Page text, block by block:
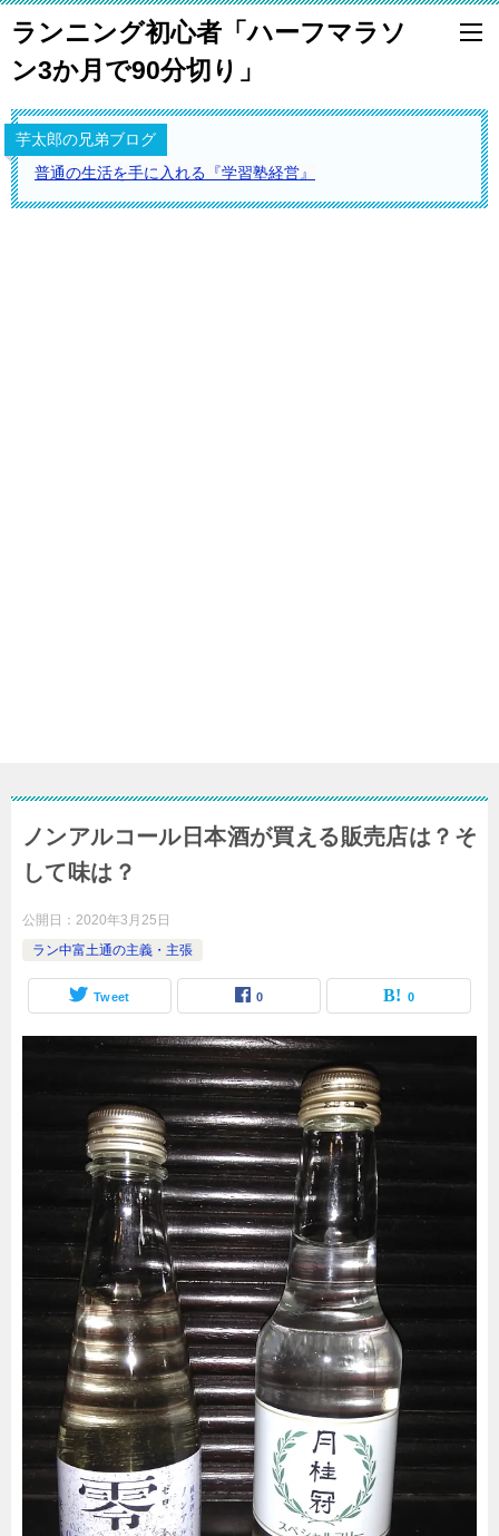
ランニング初心者「ハーフマラソ
ン3か月で90分切り」
芋太郎の兄弟ブログ
普通の生活を手に入れる『学習塾経営』
ノンアルコール日本酒が買える販売店は？そ
して味は？
公開日： 2020年3月25日
ラン中富土通の主義・主張
Tweet 0 0